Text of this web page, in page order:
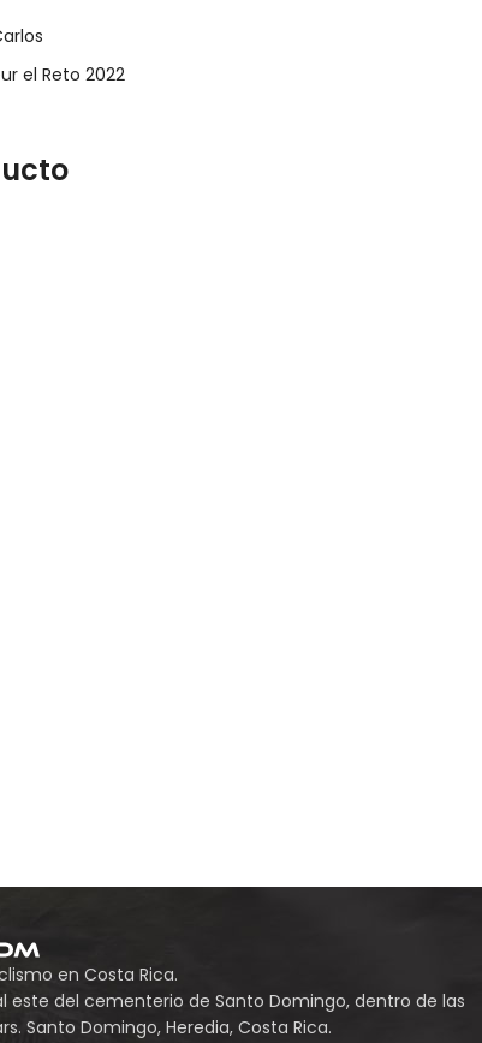
el Reto 2022
en Costa Rica.
este del cementerio de Santo Domingo, dentro de las
Santo Domingo, Heredia, Costa Rica.